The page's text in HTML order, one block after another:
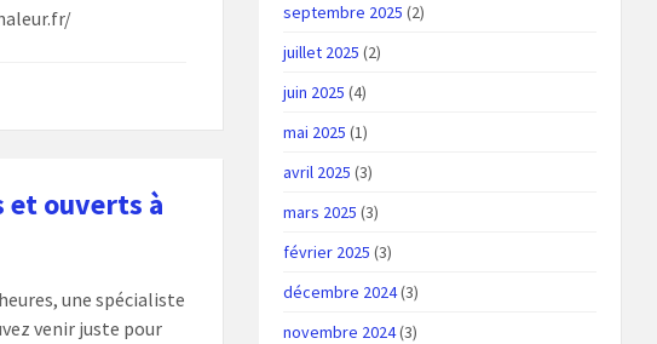
et ouverts à
une spécialiste
venir juste pour
septembre 2025 (2)
juillet 2025 (2)
juin 2025 (4)
mai 2025 (1)
avril 2025 (3)
mars 2025 (3)
février 2025 (3)
décembre 2024(3)
novembre 2024(3)